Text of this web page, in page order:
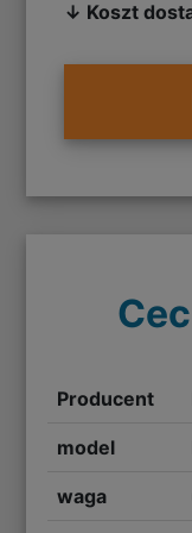
↓ Koszt
Producent
model
waga